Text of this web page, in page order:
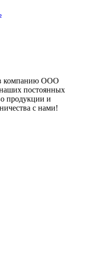
компанию ООО
постоянных
продукции и
с нами!